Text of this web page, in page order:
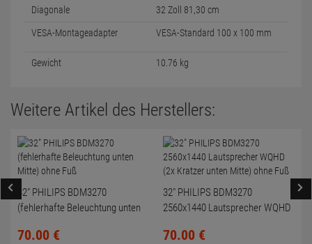
Diagonale 32 Zoll 81,30 cm
VESA-Montageadapter VESA-Standard 100 x 100 mm
Gewicht 10.76 kg
Weitere Artikel des Herstellers:
32" PHILIPS BDM3270
(fehlerhafte Beleuchtung unten
70.00 €
32" PHILIPS BDM3270
2560x1440 Lautsprecher WQHD
70.00 €